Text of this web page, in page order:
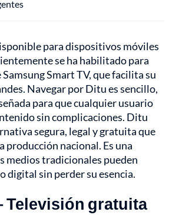
para dispositivos móviles
se ha habilitado para
Smart TV, que facilita su
Navegar por Ditu es sencillo,
para que cualquier usuario
sin complicaciones. Ditu
segura, legal y gratuita que
producción nacional. Es una
medios tradicionales pueden
digital sin perder su esencia.
Televisión gratuita